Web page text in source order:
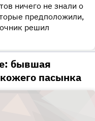
ничего не знали о
предположили,
решил
бывшая
пасынка